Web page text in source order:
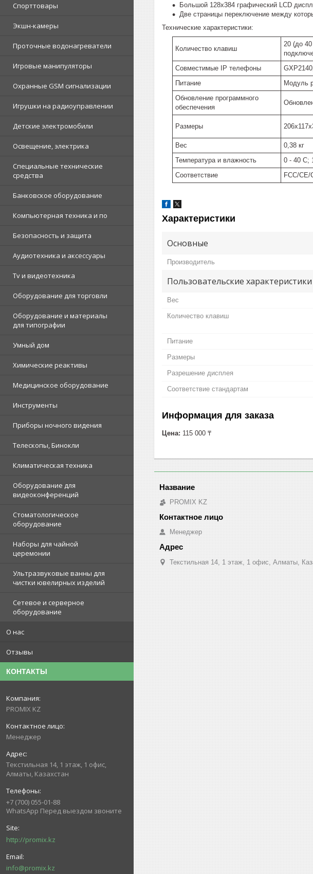
Спорттовары
Экшн-камеры
Проточные водонагреватели
Игровые манипуляторы
Охранные GSM сигнализации
Игрушки на радиоуправлении
Детские электромобили
Освещение, электрика
Специальные технические
средства
Банковское оборудование
Компьютерная техника и по
Безопасность и защита
Аудиотехника и аксессуары
Tv и видеотехника
Оборудование для торговли
Оборудование и материалы
для типографии
Умный дом
Химические реактивы
Медицинское оборудование
Инструменты
Приборы ночного видения
Телескопы, Бинокли
Климатическая техника
Оборудование для
видеоконференций
Стоматологическое
оборудование
Наборы для чайной
церемонии
Ультразвуковые ванны для
чистки ювелирных изделий
Сетевое и серверное
оборудование
О нас
Отзывы
КОНТАКТЫ
PROMIX KZ
Менеджер
Текстильная 14, 1 этаж, 1 офис,
Алматы, Казахстан
+7 (700) 055-01-88
WhatsApp Перед выездом звоните
http://promix.kz
info@promix.kz
Большой 128x384 графический LCD
Две страницы переключение между
Технические характеристики:
Количество клавиш
20 (до
Совместимые IP телефоны
Питание
Модуль
Обновление программного
обеспечения
Размеры
Вес
0,38 кг
Температура и влажность
0 - 40 С;
Соответствие
FCC/CE/
Характеристики
Основные
Производитель
Пользовательские характеристики
Вес
Количество клавиш
Питание
Размеры
Разрешение дисплея
Соответствие стандартам
Информация для заказа
Цена: 115 000 ₸
PROMIX KZ
Менеджер
Текстильная 14, 1 этаж, 1 офис, Алматы,